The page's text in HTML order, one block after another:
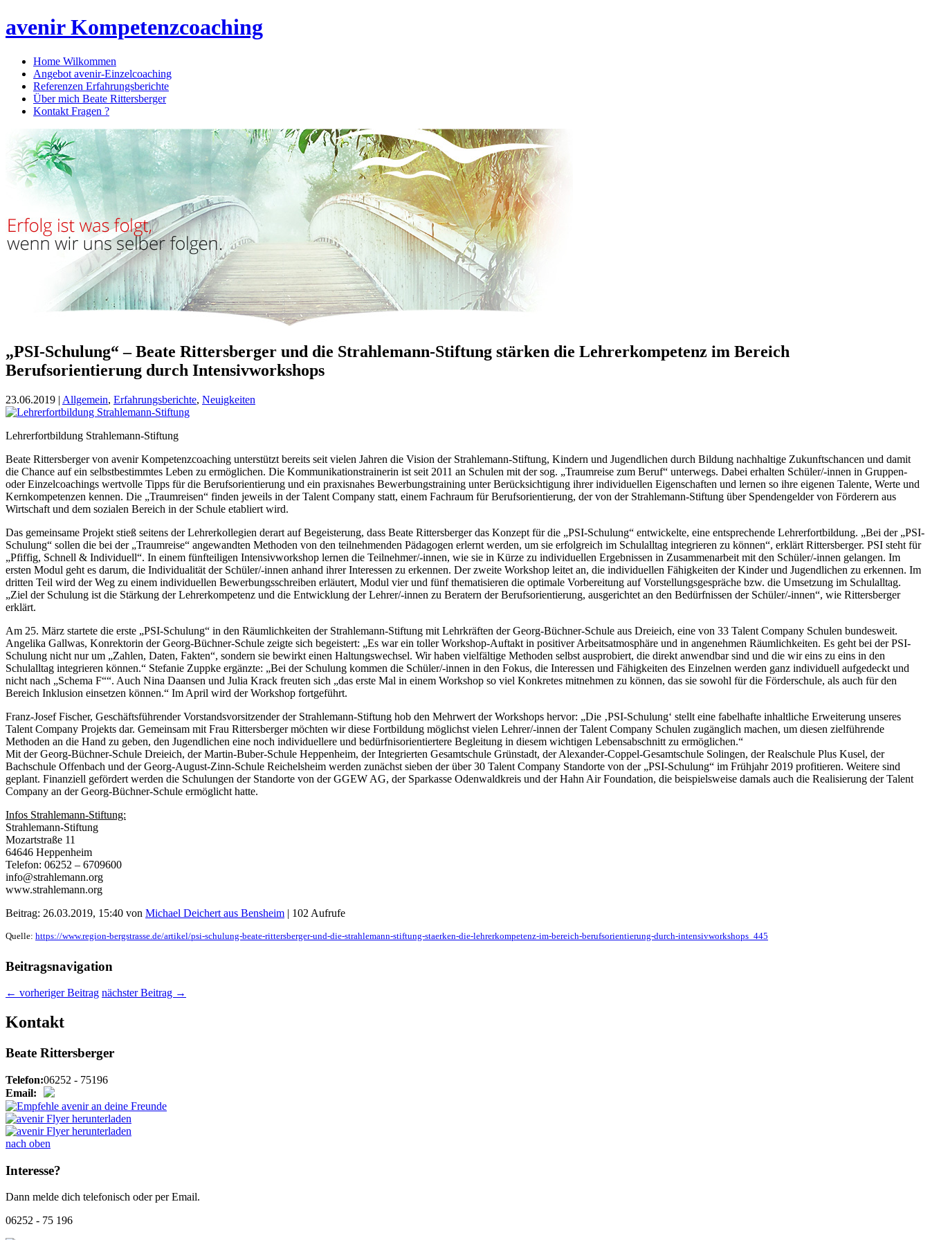
avenir Kompetenzcoaching
Home Wilkommen
Angebot avenir-Einzelcoaching
Referenzen Erfahrungsberichte
Über mich Beate Rittersberger
Kontakt Fragen ?
„PSI-Schulung“ – Beate Rittersberger und die Strahlemann-Stiftung stärken die Lehrerkompetenz im Bereich
Berufsorientierung durch Intensivworkshops
23.06.2019 | Allgemein, Erfahrungsberichte, Neuigkeiten
Lehrerfortbildung Strahlemann-Stiftung
Beate Rittersberger von avenir Kompetenzcoaching unterstützt bereits seit vielen Jahren die Vision der Strahlemann-Stiftung, Kindern und Jugendlichen durch Bildung nachhaltige Zukunftschancen und damit
die Chance auf ein selbstbestimmtes Leben zu ermöglichen. Die Kommunikationstrainerin ist seit 2011 an Schulen mit der sog. „Traumreise zum Beruf“ unterwegs. Dabei erhalten Schüler/-innen in Gruppen-
oder Einzelcoachings wertvolle Tipps für die Berufsorientierung und ein praxisnahes Bewerbungstraining unter Berücksichtigung ihrer individuellen Eigenschaften und lernen so ihre eigenen Talente, Werte und
Kernkompetenzen kennen. Die „Traumreisen“ finden jeweils in der Talent Company statt, einem Fachraum für Berufsorientierung, der von der Strahlemann-Stiftung über Spendengelder von Förderern aus
Wirtschaft und dem sozialen Bereich in der Schule etabliert wird.
Das gemeinsame Projekt stieß seitens der Lehrerkollegien derart auf Begeisterung, dass Beate Rittersberger das Konzept für die „PSI-Schulung“ entwickelte, eine entsprechende Lehrerfortbildung. „Bei der „PSI-
Schulung“ sollen die bei der „Traumreise“ angewandten Methoden von den teilnehmenden Pädagogen erlernt werden, um sie erfolgreich im Schulalltag integrieren zu können“, erklärt Rittersberger. PSI steht für
„Pfiffig, Schnell & Individuell“. In einem fünfteiligen Intensivworkshop lernen die Teilnehmer/-innen, wie sie in Kürze zu individuellen Ergebnissen in Zusammenarbeit mit den Schüler/-innen gelangen. Im
ersten Modul geht es darum, die Individualität der Schüler/-innen anhand ihrer Interessen zu erkennen. Der zweite Workshop leitet an, die individuellen Fähigkeiten der Kinder und Jugendlichen zu erkennen. Im
dritten Teil wird der Weg zu einem individuellen Bewerbungsschreiben erläutert, Modul vier und fünf thematisieren die optimale Vorbereitung auf Vorstellungsgespräche bzw. die Umsetzung im Schulalltag.
„Ziel der Schulung ist die Stärkung der Lehrerkompetenz und die Entwicklung der Lehrer/-innen zu Beratern der Berufsorientierung, ausgerichtet an den Bedürfnissen der Schüler/-innen“, wie Rittersberger
erklärt.
Am 25. März startete die erste „PSI-Schulung“ in den Räumlichkeiten der Strahlemann-Stiftung mit Lehrkräften der Georg-Büchner-Schule aus Dreieich, eine von 33 Talent Company Schulen bundesweit.
Angelika Gallwas, Konrektorin der Georg-Büchner-Schule zeigte sich begeistert: „Es war ein toller Workshop-Auftakt in positiver Arbeitsatmosphäre und in angenehmen Räumlichkeiten. Es geht bei der PSI-
Schulung nicht nur um „Zahlen, Daten, Fakten“, sondern sie bewirkt einen Haltungswechsel. Wir haben vielfältige Methoden selbst ausprobiert, die direkt anwendbar sind und die wir eins zu eins in den
Schulalltag integrieren können.“ Stefanie Zuppke ergänzte: „Bei der Schulung kommen die Schüler/-innen in den Fokus, die Interessen und Fähigkeiten des Einzelnen werden ganz individuell aufgedeckt und
nicht nach „Schema F““. Auch Nina Daansen und Julia Krack freuten sich „das erste Mal in einem Workshop so viel Konkretes mitnehmen zu können, das sie sowohl für die Förderschule, als auch für den
Bereich Inklusion einsetzen können.“ Im April wird der Workshop fortgeführt.
Franz-Josef Fischer, Geschäftsführender Vorstandsvorsitzender der Strahlemann-Stiftung hob den Mehrwert der Workshops hervor: „Die ‚PSI-Schulung‘ stellt eine fabelhafte inhaltliche Erweiterung unseres
Talent Company Projekts dar. Gemeinsam mit Frau Rittersberger möchten wir diese Fortbildung möglichst vielen Lehrer/-innen der Talent Company Schulen zugänglich machen, um diesen zielführende
Methoden an die Hand zu geben, den Jugendlichen eine noch individuellere und bedürfnisorientiertere Begleitung in diesem wichtigen Lebensabschnitt zu ermöglichen.“
Mit der Georg-Büchner-Schule Dreieich, der Martin-Buber-Schule Heppenheim, der Integrierten Gesamtschule Grünstadt, der Alexander-Coppel-Gesamtschule Solingen, der Realschule Plus Kusel, der
Bachschule Offenbach und der Georg-August-Zinn-Schule Reichelsheim werden zunächst sieben der über 30 Talent Company Standorte von der „PSI-Schulung“ im Frühjahr 2019 profitieren. Weitere sind
geplant. Finanziell gefördert werden die Schulungen der Standorte von der GGEW AG, der Sparkasse Odenwaldkreis und der Hahn Air Foundation, die beispielsweise damals auch die Realisierung der Talent
Company an der Georg-Büchner-Schule ermöglicht hatte.
Infos Strahlemann-Stiftung:
Strahlemann-Stiftung
Mozartstraße 11
64646 Heppenheim
Telefon: 06252 – 6709600
info@strahlemann.org
www.strahlemann.org
Beitrag: 26.03.2019, 15:40 von Michael Deichert aus Bensheim | 102 Aufrufe
Quelle: https://www.region-bergstrasse.de/artikel/psi-schulung-beate-rittersberger-und-die-strahlemann-stiftung-staerken-die-lehrerkompetenz-im-bereich-berufsorientierung-durch-intensivworkshops_445
Beitragsnavigation
← vorheriger Beitrag nächster Beitrag →
Kontakt
Beate Rittersberger
Telefon:06252 - 75196
Email:
nach oben
Interesse?
Dann melde dich telefonisch oder per Email.
06252 - 75 196